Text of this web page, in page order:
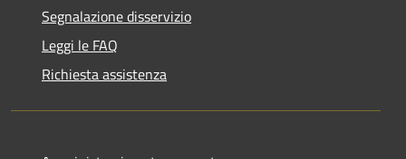
Segnalazione disservizio
Leggi le FAQ
Richiesta assistenza